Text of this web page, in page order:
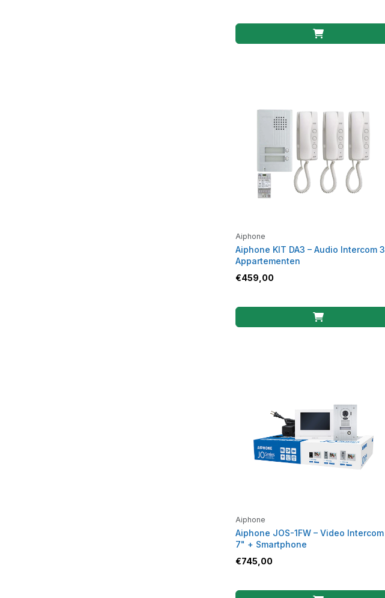
Aiphone
Aiphone KIT DA3 – Audio Intercom 3
Appartementen
€459,00
Aiphone
Aiphone JOS-1FW – Video Intercom
7" + Smartphone
€745,00